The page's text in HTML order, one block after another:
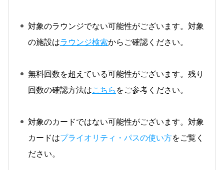
対象のラウンジでない可能性がございます。対象
の施設はラウンジ検索からご確認ください。
無料回数を超えている可能性がございます。残り
回数の確認方法はこちらをご参考ください。
対象のカードではない可能性がございます。対象
カードはプライオリティ・パスの使い方をご覧く
ださい。